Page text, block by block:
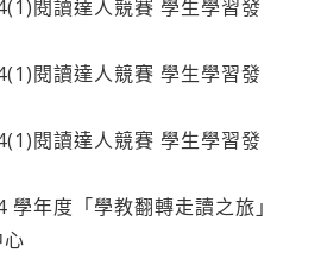
閱讀達人競賽 學生學習發
閱讀達人競賽 學生學習發
閱讀達人競賽 學生學習發
學年度「學教翻轉走讀之旅」